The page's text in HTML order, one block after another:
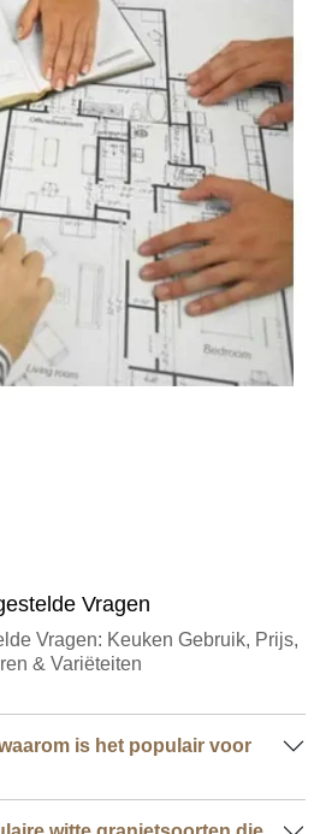
Vragen
Vragen: Keuken Gebruik, Prijs,
& Variëteiten
is het populair voor